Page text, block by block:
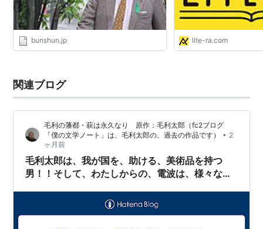
bunshun.jp lite-ra.com
関連ブログ
毛利の藩都・萩は永久なり 原作：毛利太郎（fc2ブログ
「僕の文学ノート」は、毛利太郎の、過去の作品です）
• 2
ヶ月前
毛利太郎は、我が国を、助ける、美術品を持つ
男！！そして、わたしからの、電波は、様々な、
から、守ってください！！